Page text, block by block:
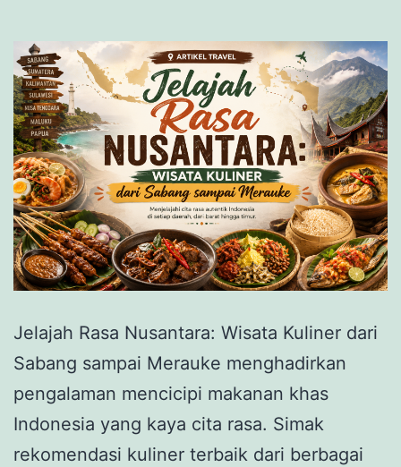
Jelajah Rasa Nusantara: Wisata Kuliner dari
Sabang sampai Merauke menghadirkan
pengalaman mencicipi makanan khas
Indonesia yang kaya cita rasa. Simak
rekomendasi kuliner terbaik dari berbagai